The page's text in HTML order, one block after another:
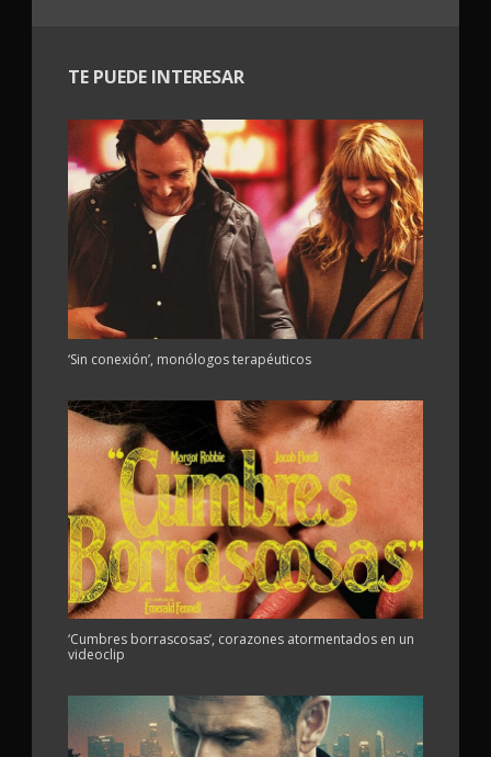
TE PUEDE INTERESAR
‘Sin conexión’, monólogos terapéuticos
‘Cumbres borrascosas’, corazones atormentados en un
videoclip